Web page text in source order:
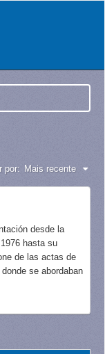
por: Mais recente
desde la
hasta su
de las actas de
se abordaban